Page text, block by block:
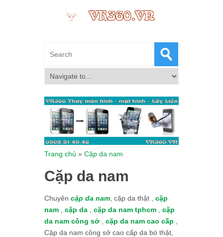
Trang chủ » Cặp da nam
Cặp da nam
Chuyên cặp da nam , cặp da thật , cặp
nam
cặp da cặp da nam tphcm
cặp
da nam công sở
cặp da nam cao cấp
Cặp da nam công sở cao cấp da bò thật,